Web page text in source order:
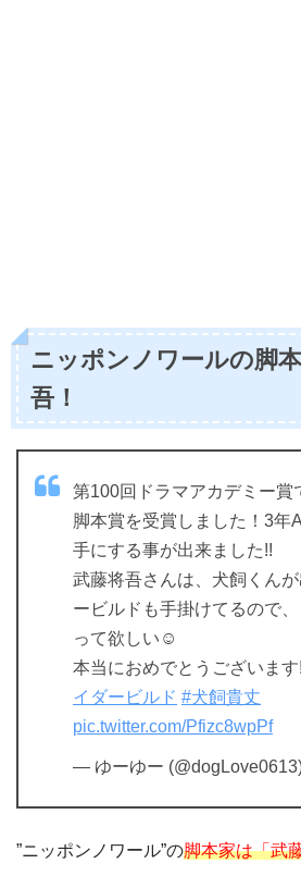
ニッポンノワールの脚
吾！
第100回ドラマアカデミー賞
脚本賞を受賞しました！3年
手にする事が出来ました!!
武藤将吾さんは、犬飼くん
ービルドも手掛けてるので
って欲しい☺︎
本当におめでとうございます
イダービルド #犬飼貴丈
pic.twitter.com/Pfizc8wpPf
— ゆーゆー
”ニッポンノワール”の脚本家は「武